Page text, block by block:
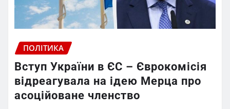
ПОЛІТИКА
Вступ України в ЄС – Єврокомісія
відреагувала на ідею Мерца про
асоційоване членство